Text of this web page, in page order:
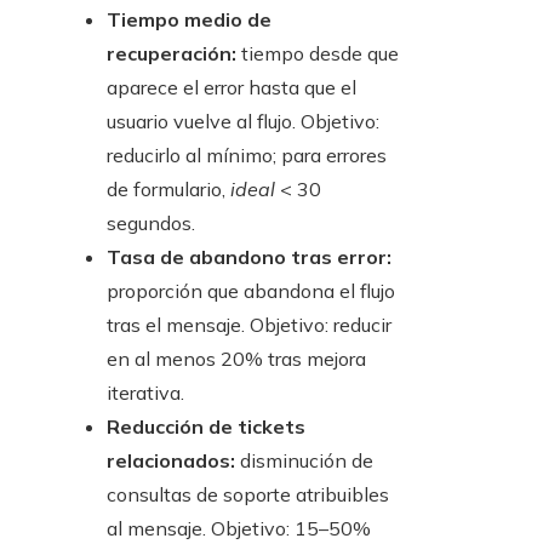
Tiempo medio de
recuperación: tiempo desde que
aparece el error hasta que el
usuario vuelve al flujo. Objetivo:
reducirlo al mínimo; para errores
de formulario, ideal < 30
segundos.
Tasa de abandono tras error:
proporción que abandona el flujo
tras el mensaje. Objetivo: reducir
en al menos 20% tras mejora
iterativa.
Reducción de tickets
relacionados: disminución de
consultas de soporte atribuibles
al mensaje. Objetivo: 15–50%